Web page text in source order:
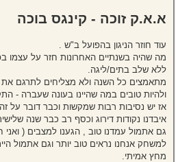
א.א.ק זוכה - קינגס בוכה
עוד חוזר הניגון בהפועל ב"ש .
מה שהיה בשנתיים האחרונות חזר על עצמו
ללא שלב בתים/ליגה.
מתאמצים כל השנה ולא מצליחים לתרגם
ולהיות טובים במה שהיינו בעונה שעברה -
אז יש נסיבות רבות שמקשות וכבר דובר על
איבדנו נקודות דירוג וכסף רב כבר שנה
גם אתמול עמדנו טוב , הגענו למצבים (
למשחק אנחנו נראים טוב יותר וגם אתמול
מחץ אמיתי.